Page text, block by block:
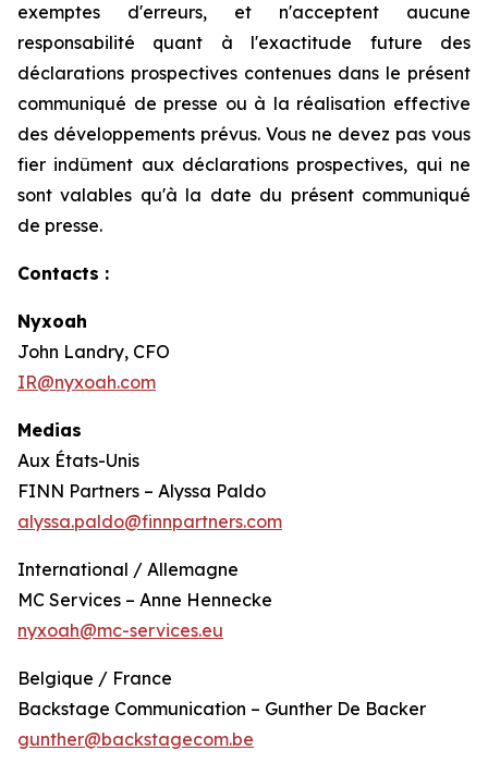
exemptes d'erreurs, et n'acceptent aucune
responsabilité quant à l'exactitude future des
déclarations prospectives contenues dans le présent
communiqué de presse ou à la réalisation effective
des développements prévus. Vous ne devez pas vous
fier indûment aux déclarations prospectives, qui ne
sont valables qu'à la date du présent communiqué
de presse.
Contacts :
Nyxoah
John Landry, CFO
IR@nyxoah.com
Medias
Aux États-Unis
FINN Partners – Alyssa Paldo
alyssa.paldo@finnpartners.com
International / Allemagne
MC Services – Anne Hennecke
nyxoah@mc-services.eu
Belgique / France
Backstage Communication – Gunther De Backer
gunther@backstagecom.be